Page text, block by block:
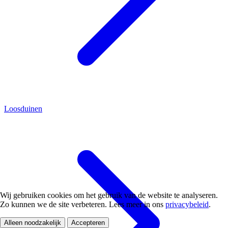
Loosduinen
Wij gebruiken cookies om het gebruik van de website te analyseren.
Zo kunnen we de site verbeteren. Lees meer in ons privacybeleid.
Alleen noodzakelijk Accepteren